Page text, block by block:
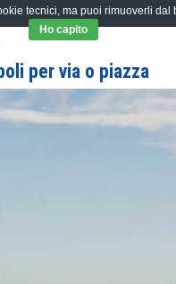
per via o piazza
tecnici, ma puoi rimuoverli dal
Ho capito